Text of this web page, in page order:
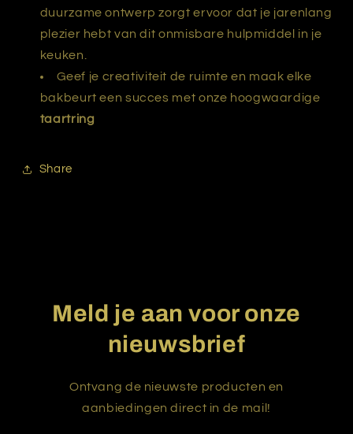
duurzame ontwerp zorgt ervoor dat je jarenlang
plezier hebt van dit onmisbare hulpmiddel in je
keuken.
Geef je creativiteit de ruimte en maak elke
bakbeurt een succes met onze hoogwaardige
taartring
Share
Meld je aan voor onze
nieuwsbrief
Ontvang de nieuwste producten en
aanbiedingen direct in de mail!